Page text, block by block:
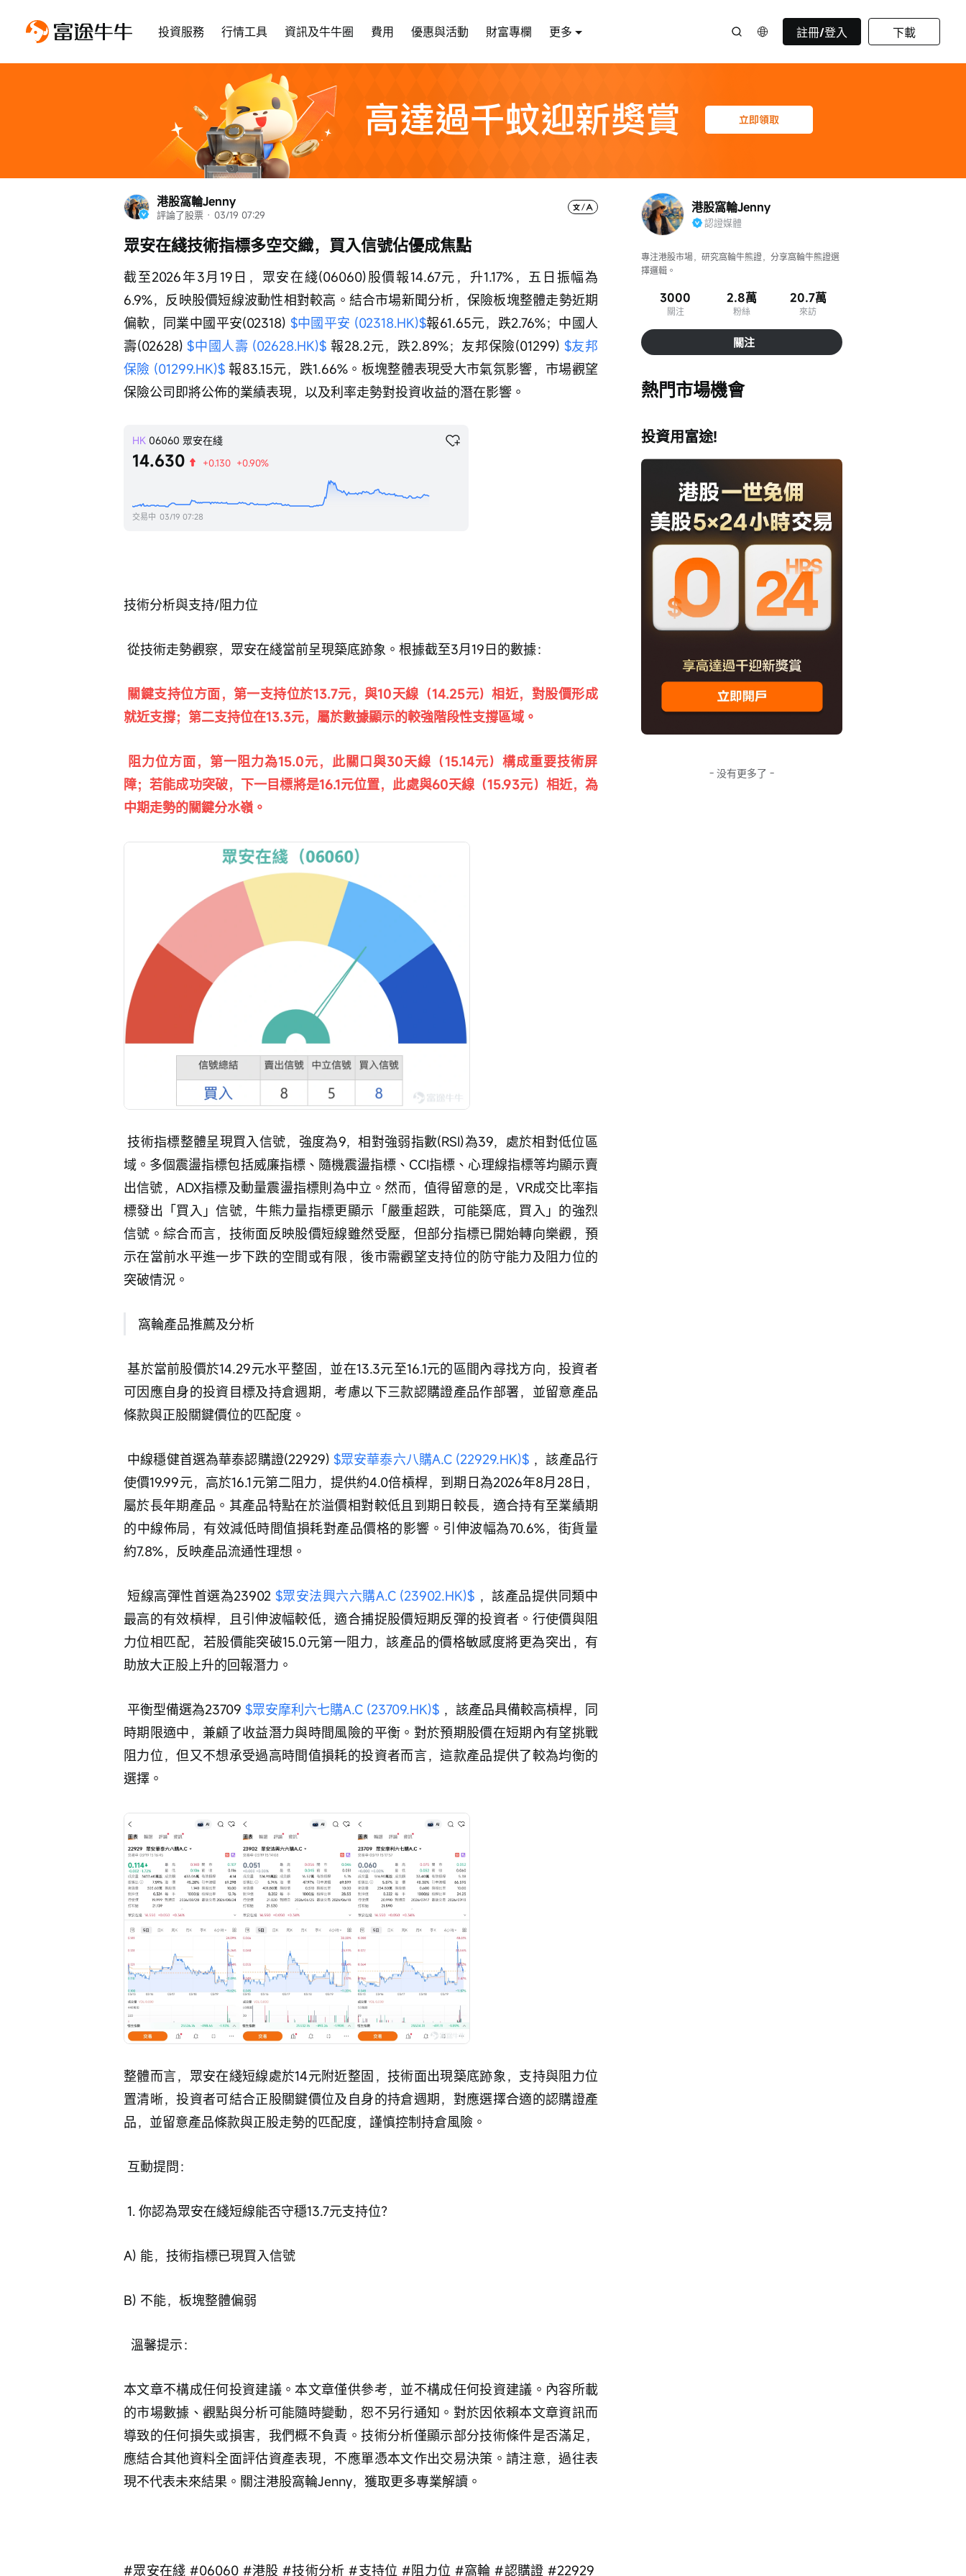
投資服務 行情工具 資訊及牛牛圈 費用 優惠與活動 財富專欄 更多 註冊/登入 下載
港股窩輪Jenny
評論了股票 · 03/19 07:29
眾安在綫技術指標多空交織，買入信號佔優成焦點
截至2026年3月19日，眾安在綫(06060)股價報14.67元，升1.17%，五日振幅為
6.9%，反映股價短線波動性相對較高。結合市場新聞分析，保險板塊整體走勢近期
偏軟，同業中國平安(02318) $中國平安 (02318.HK)$報61.65元，跌2.76%；中國人
壽(02628) $中國人壽 (02628.HK)$ 報28.2元，跌2.89%；友邦保險(01299) $友邦
保險 (01299.HK)$ 報83.15元，跌1.66%。板塊整體表現受大市氣氛影響，市場觀望
保險公司即將公佈的業績表現，以及利率走勢對投資收益的潛在影響。
HK 06060 眾安在綫
14.630 +0.130 +0.90%
交易中 03/19 07:28
技術分析與支持/阻力位
從技術走勢觀察，眾安在綫當前呈現築底跡象。根據截至3月19日的數據：
就近支撐；第二支持位在13.3元，屬於數據顯示的較強階段性支撐區域。
障；若能成功突破，下一目標將是16.1元位置，此處與60天線（15.93元）相近，為
中期走勢的關鍵分水嶺。
技術指標整體呈現買入信號，強度為9，相對強弱指數(RSI)為39，處於相對低位區
域。多個震盪指標包括威廉指標、隨機震盪指標、CCI指標、心理線指標等均顯示賣
出信號，ADX指標及動量震盪指標則為中立。然而，值得留意的是，VR成交比率指
標發出「買入」信號，牛熊力量指標更顯示「嚴重超跌，可能築底，買入」的強烈
信號。綜合而言，技術面反映股價短線雖然受壓，但部分指標已開始轉向樂觀，預
示在當前水平進一步下跌的空間或有限，後市需觀望支持位的防守能力及阻力位的
突破情況。
窩輪產品推薦及分析
基於當前股價於14.29元水平整固，並在13.3元至16.1元的區間內尋找方向，投資者
可因應自身的投資目標及持倉週期，考慮以下三款認購證產品作部署，並留意產品
條款與正股關鍵價位的匹配度。
中線穩健首選為華泰認購證(22929) $眾安華泰六八購A.C (22929.HK)$ ，該產品行
使價19.99元，高於16.1元第二阻力，提供約4.0倍槓桿，到期日為2026年8月28日，
屬於長年期產品。其產品特點在於溢價相對較低且到期日較長，適合持有至業績期
的中線佈局，有效減低時間值損耗對產品價格的影響。引伸波幅為70.6%，街貨量
約7.8%，反映產品流通性理想。
短線高彈性首選為23902 $眾安法興六六購A.C (23902.HK)$ ，該產品提供同類中
最高的有效槓桿，且引伸波幅較低，適合捕捉股價短期反彈的投資者。行使價與阻
力位相匹配，若股價能突破15.0元第一阻力，該產品的價格敏感度將更為突出，有
助放大正股上升的回報潛力。
平衡型備選為23709 $眾安摩利六七購A.C (23709.HK)$ ，該產品具備較高槓桿，同
時期限適中，兼顧了收益潛力與時間風險的平衡。對於預期股價在短期內有望挑戰
阻力位，但又不想承受過高時間值損耗的投資者而言，這款產品提供了較為均衡的
選擇。
整體而言，眾安在綫短線處於14元附近整固，技術面出現築底跡象，支持與阻力位
置清晰，投資者可結合正股關鍵價位及自身的持倉週期，對應選擇合適的認購證產
品，並留意產品條款與正股走勢的匹配度，謹慎控制持倉風險。
互動提問：
1. 你認為眾安在綫短線能否守穩13.7元支持位？
A) 能，技術指標已現買入信號
B) 不能，板塊整體偏弱
溫馨提示：
本文章不構成任何投資建議。本文章僅供參考，並不構成任何投資建議。內容所載
的市場數據、觀點與分析可能隨時變動，恕不另行通知。對於因依賴本文章資訊而
導致的任何損失或損害，我們概不負責。技術分析僅顯示部分技術條件是否滿足，
應結合其他資料全面評估資產表現，不應單憑本文作出交易決策。請注意，過往表
現不代表未來結果。關注港股窩輪Jenny，獲取更多專業解讀。
#眾安在綫 #06060 #港股 #技術分析 #支持位 #阻力位 #窩輪 #認購證 #22929
港股窩輪Jenny
認證媒體
專注港股市場，研究窩輪牛熊證，分享窩輪牛熊證選
擇邏輯。
3000
關注
2.8萬
粉絲
20.7萬
來訪
關注
熱門市場機會
投資用富途!
- 没有更多了 -